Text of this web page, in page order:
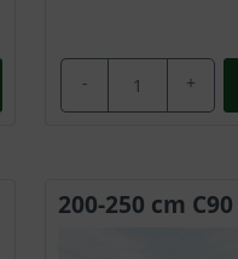
hoch
zu einem kleinen Baum
- +
200-250 cm C90